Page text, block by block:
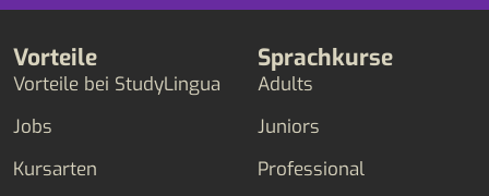
Vorteile
Vorteile bei StudyLingua
Jobs
Kursarten
Sprachkurse
Adults
Juniors
Professional